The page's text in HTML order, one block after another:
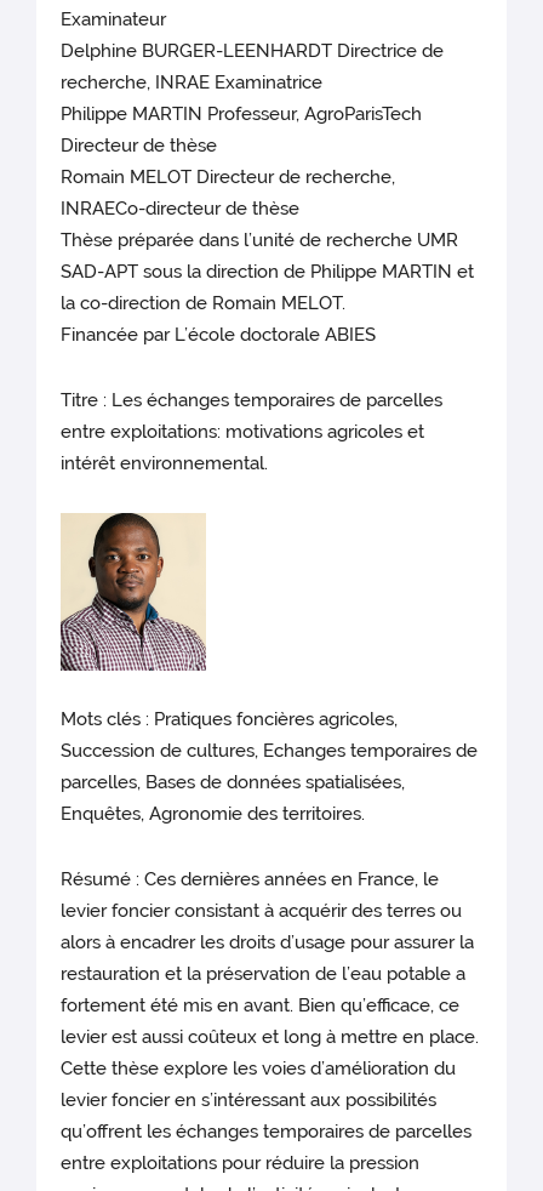
Examinateur
Delphine BURGER-LEENHARDT Directrice de
recherche, INRAE Examinatrice
Philippe MARTIN Professeur, AgroParisTech
Directeur de thèse
Romain MELOT Directeur de recherche,
INRAECo-directeur de thèse
Thèse préparée dans l’unité de recherche UMR
SAD-APT sous la direction de Philippe MARTIN et
la co-direction de Romain MELOT.
Financée par L’école doctorale ABIES
Titre : Les échanges temporaires de parcelles
entre exploitations: motivations agricoles et
intérêt environnemental.
Mots clés : Pratiques foncières agricoles,
Succession de cultures, Echanges temporaires de
parcelles, Bases de données spatialisées,
Enquêtes, Agronomie des territoires.
Résumé : Ces dernières années en France, le
levier foncier consistant à acquérir des terres ou
alors à encadrer les droits d’usage pour assurer la
restauration et la préservation de l’eau potable a
fortement été mis en avant. Bien qu’efficace, ce
levier est aussi coûteux et long à mettre en place.
Cette thèse explore les voies d’amélioration du
levier foncier en s’intéressant aux possibilités
qu’offrent les échanges temporaires de parcelles
entre exploitations pour réduire la pression